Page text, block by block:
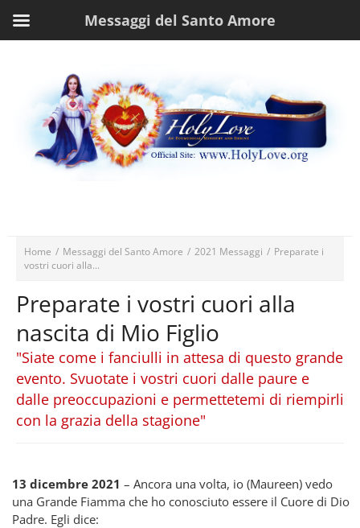
Home / Messaggi del Santo Amore / 2021 Messaggi / Preparate i
vostri cuori alla...
Preparate i vostri cuori alla
nascita di Mio Figlio
"Siate come i fanciulli in attesa di questo grande
evento. Svuotate i vostri cuori dalle paure e
dalle preoccupazioni e permettetemi di riempirli
con la grazia della stagione"
13 dicembre 2021 – Ancora una volta, io (Maureen) vedo
una Grande Fiamma che ho conosciuto essere il Cuore di Dio
Padre. Egli dice:
Messaggi del Santo Amore